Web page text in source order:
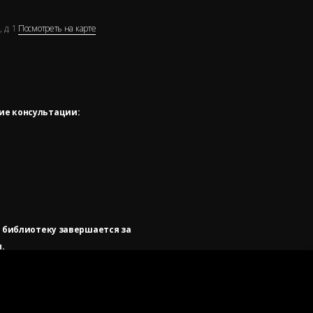
1 Посмотреть на карте
консультации:
завершается за